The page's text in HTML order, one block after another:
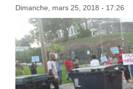
Dimanche, mars 25, 2018 - 17:26